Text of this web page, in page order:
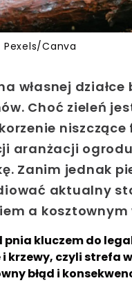
Pexels/Canva
własnej
Choć zieleń
aranżacji
Zanim jednak
aktualny
a
pnia kluczem do
i krzewy, czyli strefa
błąd i